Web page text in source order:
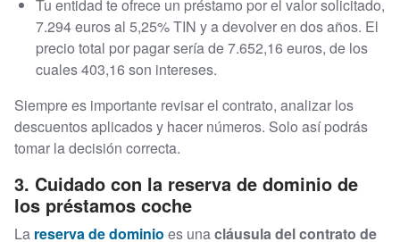
Tu entidad te ofrece un préstamo por el valor solicitado,
7.294 euros al 5,25% TIN y a devolver en dos años. El
precio total por pagar sería de 7.652,16 euros, de los
cuales 403,16 son intereses.
Siempre es importante revisar el contrato, analizar los
descuentos aplicados y hacer números. Solo así podrás
tomar la decisión correcta.
3. Cuidado con la reserva de dominio de
los préstamos coche
La reserva de dominio es unacláusula del contrato de